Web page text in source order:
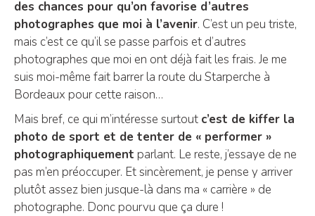
des chances pour qu’on favorise d’autres
photographes que moi à l’avenir. C’est un peu triste,
mais c’est ce qu’il se passe parfois et d’autres
photographes que moi en ont déjà fait les frais. Je me
suis moi-même fait barrer la route du Starperche à
Bordeaux pour cette raison…
Mais bref, ce qui m’intéresse surtout c’est de kiffer la
photo de sport et de tenter de « performer »
photographiquement parlant. Le reste, j’essaye de ne
pas m’en préoccuper. Et sincèrement, je pense y arriver
plutôt assez bien jusque-là dans ma « carrière » de
photographe. Donc pourvu que ça dure !